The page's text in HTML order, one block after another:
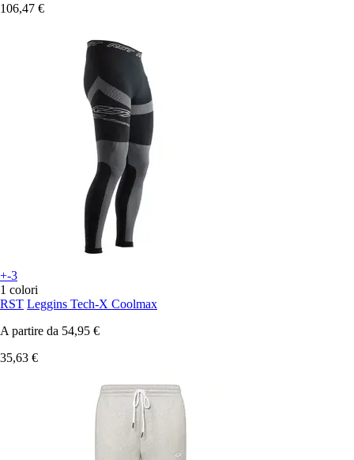
106,47 €
+-3
1 colori
RST Leggins Tech-X Coolmax
A partire da 54,95 €
35,63 €